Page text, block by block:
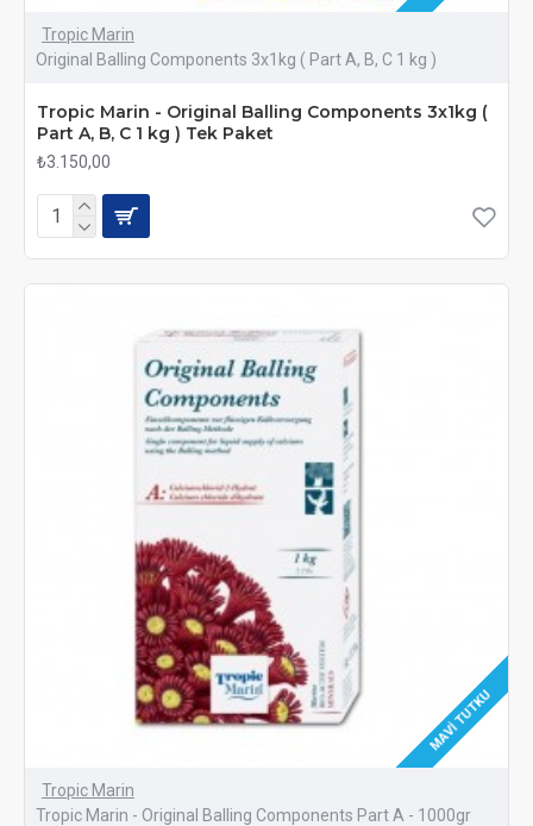
Tropic Marin
Original Balling Components 3x1kg ( Part A, B, C 1 kg )
Tropic Marin - Original Balling Components 3x1kg (
Part A, B, C 1 kg ) Tek Paket
₺3.150,00
MAVI TUTKU
Tropic Marin
Tropic Marin - Original Balling Components Part A - 1000gr